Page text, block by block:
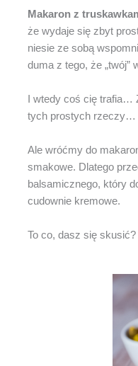
Makaron z
że wydaje się zbyt
niesie ze sobą
duma z tego, że „twój”
I wtedy coś cię trafia…
tych prostych rzeczy…
Ale wróćmy do
smakowe. Dlatego
balsamicznego, który
cudownie kremowe.
To co, dasz się skusić?